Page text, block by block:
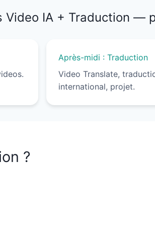
Video IA + Traduction —
Après-midi : Traduction
Video Translate,
international, projet.
?